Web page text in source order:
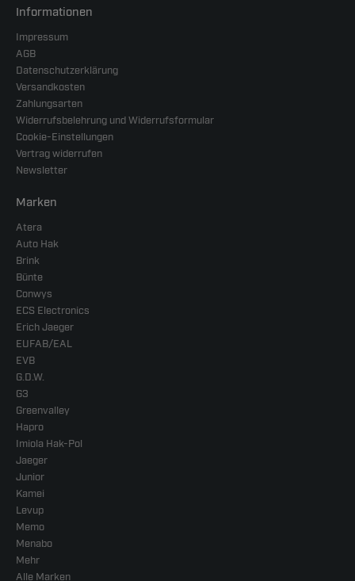
Informationen
Impressum
AGB
Datenschutzerklärung
Versandkosten
Zahlungsarten
Widerrufsbelehrung und Widerrufsformular
Cookie-Einstellungen
Vertrag widerrufen
Newsletter
Marken
Atera
Auto Hak
Brink
Bünte
Conwys
ECS Electronics
Erich Jaeger
EUFAB/EAL
EVB
G.D.W.
G3
Greenvalley
Hapro
Imiola Hak-Pol
Jaeger
Junior
Kamei
Levup
Memo
Menabo
Mehr
Alle Marken